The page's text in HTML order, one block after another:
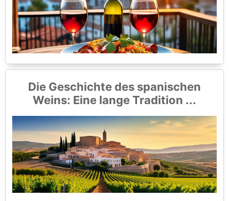
Die Geschichte des spanischen
Weins: Eine lange Tradition ...